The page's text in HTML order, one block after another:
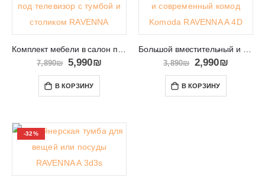
7,890₪ 5,990₪
В КОРЗИНУ
3,890₪ 2,990₪
В КОРЗИНУ
-32%